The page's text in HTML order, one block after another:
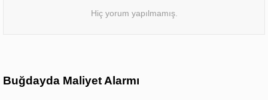
Hiç yorum yapılmamış.
Buğdayda Maliyet Alarmı